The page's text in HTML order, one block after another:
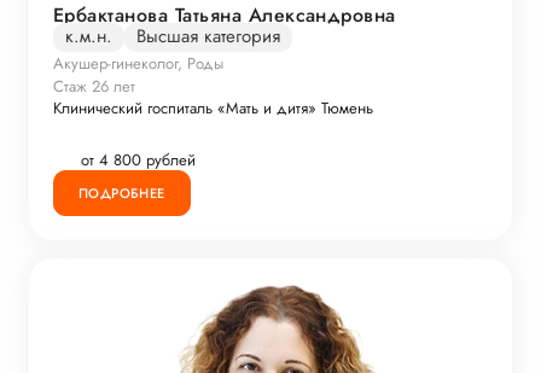
Ербактанова Татьяна Александровна
к.м.н. Высшая категория
Акушер-гинеколог, Роды
Стаж 26 лет
Клинический госпиталь «Мать и дитя» Тюмень
от 4 800 рублей
ПОДРОБНЕЕ